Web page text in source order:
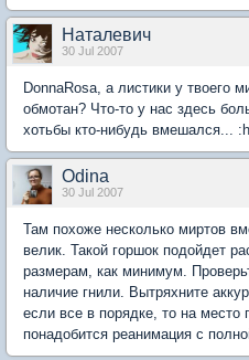
Наталевич
30 Jul 2007
DonnaRosa, а листики у твоего
обмотан? Что-то у нас здесь
хотьбы кто-нибудь вмешался...
Odina
30 Jul 2007
Там похоже несколько миртов
велик. Такой горшок подойдет
размерам, как минимум.
наличие гнили. Вытряхните
если все в порядке, то на место
понадобится реанимация с